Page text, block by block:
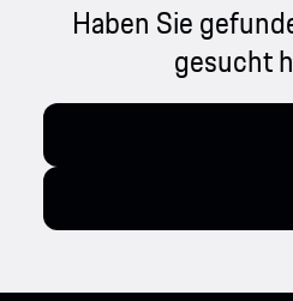
Haben Sie
gesucht